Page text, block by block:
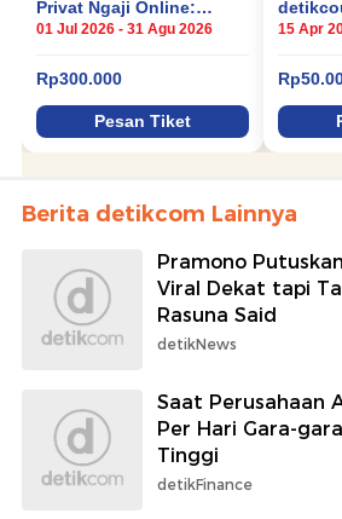
Berita detikcom Lainnya
Pramono
Viral Dekat tapi
Rasuna Said
detikNews
Saat Perusahaan
Per Hari Gara-
Tinggi
detikFinance